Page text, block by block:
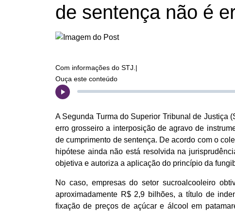
de sentença não é
Com informações do STJ.|
Ouça este conteúdo
A Segunda Turma do Superior Tribunal de Justiça
erro grosseiro a interposição de agravo de
de cumprimento de sentença. De acordo com o
hipótese ainda não está resolvida na
objetiva e autoriza a aplicação do princípio da
No caso, empresas do setor sucroalcooleiro
aproximadamente R$ 2,9 bilhões, a título de
fixação de preços de açúcar e álcool em